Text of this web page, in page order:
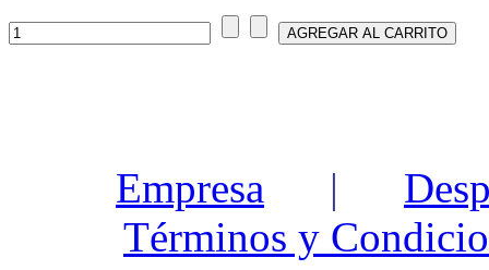
Empresa |
Términos y